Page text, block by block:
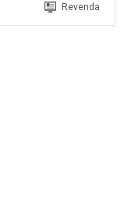
Revenda